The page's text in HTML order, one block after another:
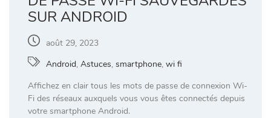
SUR ANDROID
août 29, 2023
Android, Astuces, smartphone, wi fi
Affichez en clair tous les mots de passe de connexion Wi-
Fi des réseaux auxquels vous vous êtes connectés depuis
votre smartphone Android.